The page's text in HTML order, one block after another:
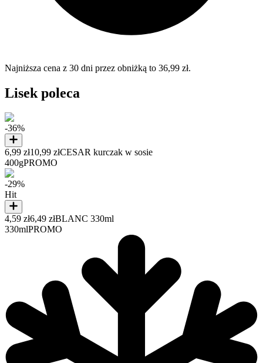
Najniższa cena z 30 dni przez obniżką to 36,99 zł.
Lisek poleca
-36%
6,99 zł10,99 złCESAR kurczak w sosie
400gPROMO
-29%
Hit
4,59 zł6,49 złBLANC 330ml
330mlPROMO